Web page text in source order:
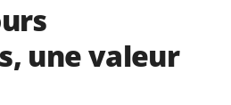
une valeur